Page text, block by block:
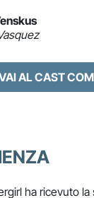
AL CAST
ha ricevuto